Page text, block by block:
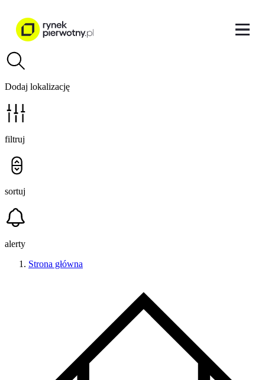
Dodaj lokalizację
filtruj
sortuj
alerty
Strona główna